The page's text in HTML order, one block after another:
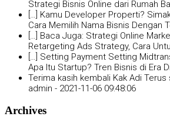
Strategi Bisnis Online dari Rumah
[…] Kamu Developer Properti?
Cara Memilih Nama Bisnis Dengan
[…] Baca Juga: Strategi Online
Retargeting Ads Strategy, Cara
[…] Setting Payment Setting
Apa Itu Startup? Tren Bisnis di Era
Terima kasih kembali Kak Adi
admin - 2021-11-06 09:48:06
Archives